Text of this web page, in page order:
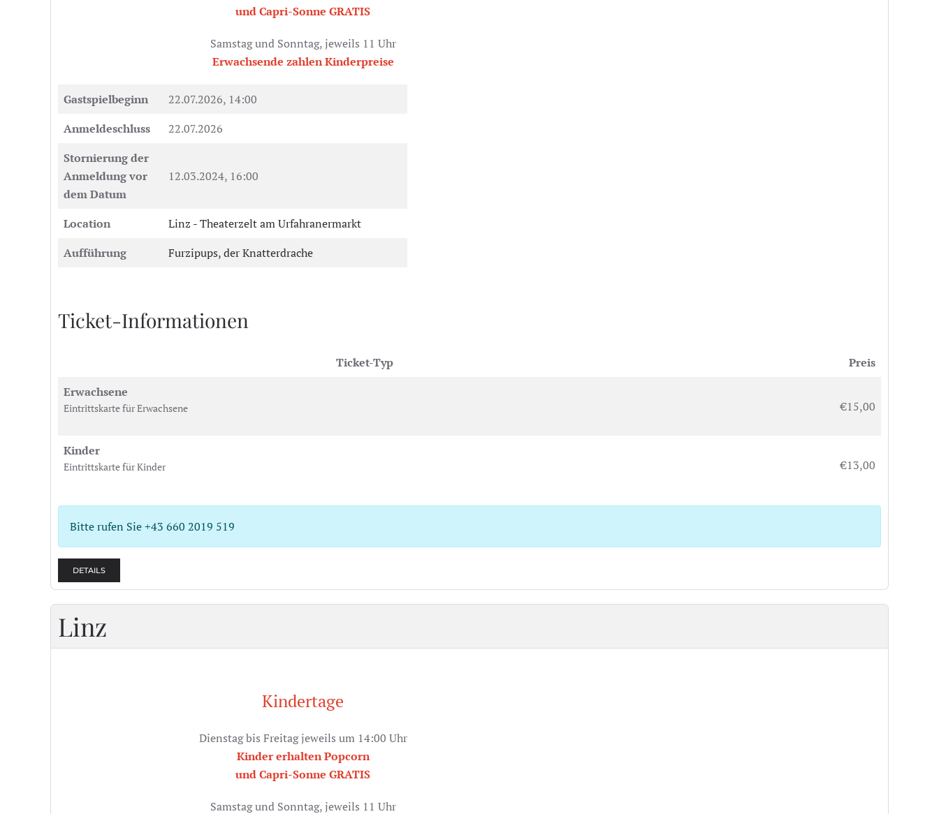
und Capri-Sonne GRATIS
Samstag und Sonntag, jeweils 11 Uhr
Erwachsende zahlen Kinderpreise
Gastspielbeginn
22.07.2026, 14:00
Anmeldeschluss
22.07.2026
Stornierung der
Anmeldung vor
dem Datum
12.03.2024, 16:00
Location
Linz - Theaterzelt am Urfahranermarkt
Aufführung
Furzipups, der Knatterdrache
Ticket-Informationen
Ticket-Typ
Preis
Erwachsene
Eintrittskarte für Erwachsene €15,00
Kinder
Eintrittskarte für Kinder €13,00
Bitte rufen Sie +43 660 2019 519
DETAILS
Linz
Kindertage
Dienstag bis Freitag jeweils um 14:00 Uhr
Kinder erhalten Popcorn
und Capri-Sonne GRATIS
Samstag und Sonntag, jeweils 11 Uhr